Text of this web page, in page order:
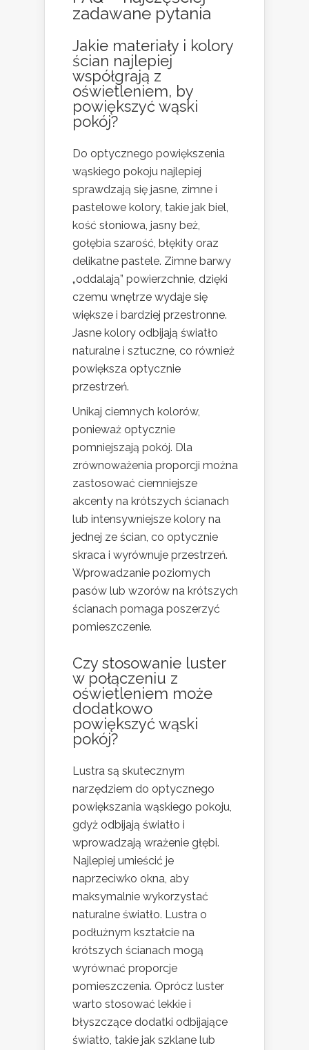
zadawane pytania
Jakie materiały i kolory
ścian najlepiej
współgrają z
oświetleniem, by
powiększyćwąski
pokój?
Do optycznego powiększenia
wąskiego pokoju najlepiej
sprawdzają się jasne, zimne i
pastelowe kolory, takie jak biel,
kość słoniowa, jasny beż,
gołębia szarość, błękity oraz
delikatne pastele. Zimne barwy
„oddalają” powierzchnie, dzięki
czemu wnętrze wydaje się
większe i bardziej przestronne.
Jasne kolory odbijają światło
naturalne i sztuczne, co również
powiększa optycznie
przestrzeń.
Unikaj ciemnych kolorów,
ponieważ optycznie
pomniejszają pokój. Dla
zrównoważenia proporcji można
zastosować ciemniejsze
akcenty na krótszych ścianach
lub intensywniejsze kolory na
jednej ze ścian, co optycznie
skraca i wyrównuje przestrzeń.
Wprowadzanie poziomych
pasów lub wzorów na krótszych
ścianach pomaga poszerzyć
pomieszczenie.
Czy stosowanie luster
w połączeniu z
oświetleniem może
dodatkowo
powiększyć wąski
pokój?
Lustra są skutecznym
narzędziem do optycznego
powiększania wąskiego pokoju,
gdyż odbijają światło i
wprowadzają wrażenie głębi.
Najlepiej umieścić je
naprzeciwko okna, aby
maksymalnie wykorzystać
naturalne światło. Lustra o
podłużnym kształcie na
krótszych ścianach mogą
wyrównać proporcje
pomieszczenia. Oprócz luster
warto stosować lekkie i
błyszczące dodatki odbijające
światło, takie jak szklane lub